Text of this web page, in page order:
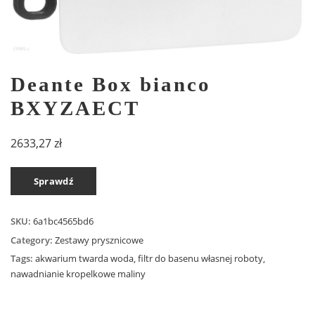
Deante Box bianco
BXYZAECT
2633,27zł
Sprawdź
SKU: 6a1bc4565bd6
Category: Zestawy prysznicowe
Tags: akwarium twarda woda,filtr do basenu własnej roboty,
nawadnianie kropelkowe maliny